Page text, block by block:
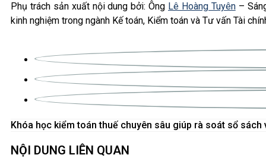
Phụ trách sản xuất nội dung bởi: Ông Lê Hoàng Tuyên–
kinh nghiệm trong ngành Kế toán, Kiểm toán và Tư vấn Tài
NỘI DUNG LIÊN QUAN